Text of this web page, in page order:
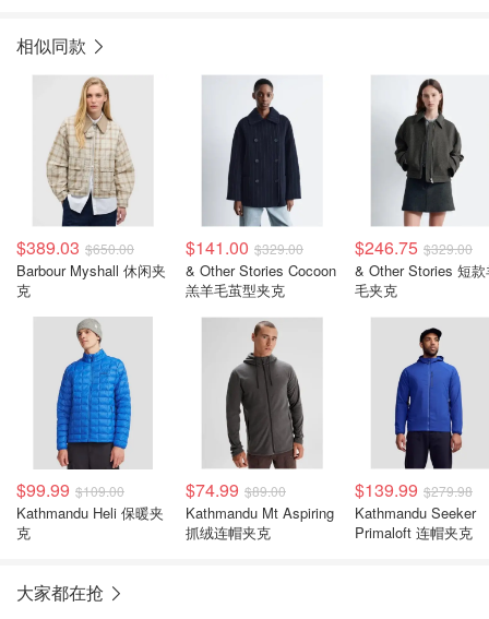
相似同款
$389.03 $650.00
Barbour Myshall 休闲夹
克
$141.00 $329.00
& Other Stories Cocoon
羔羊毛茧型夹克
$246.75 $329.00
& Other Stories 短款
毛夹克
$99.99 $109.00
Kathmandu Heli 保暖夹
克
$74.99 $89.00
Kathmandu Mt Aspiring
抓绒连帽夹克
$139.99 $279.98
Kathmandu Seeker
Primaloft 连帽夹克
大家都在抢